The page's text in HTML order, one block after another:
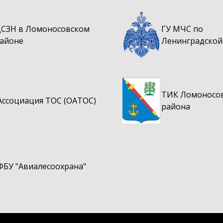
приобретению
Выявление
объектов
в Ломоносовском
ГУ МЧС по
ТОС (ОАТОС)
ТИК
района
"Авиалесоохрана"